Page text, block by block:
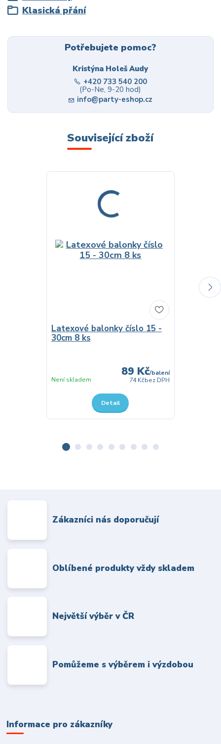
Klasická přání
Potřebujete pomoc?
Kristýna Holeš Audy
+420 733 540 200
(Po-Ne, 9-20 hod)
info@party-eshop.cz
Související zboží
Latexové balonky číslo 15 -
30cm 8 ks
89 Kč/balení
74 Kčbez DPH
Není skladem
Detail
Zákazníci nás doporučují
Oblíbené produkty vždy skladem
Největší výběr v ČR
Pomůžeme s výběrem i výzdobou
Informace pro zákazníky